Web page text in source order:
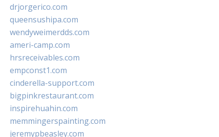
drjorgerico.com
queensushipa.com
wendyweimerdds.com
ameri-camp.com
hrsreceivables.com
empconst1.com
cinderella-support.com
bigpinkrestaurant.com
inspirehuahin.com
memmingerspainting.com
jeremypbeasley.com